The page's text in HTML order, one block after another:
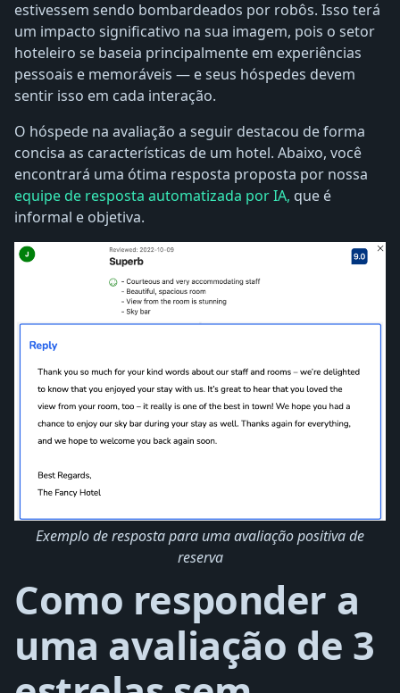
estivessem sendo bombardeados por robôs. Isso terá
um impacto significativo na sua imagem, pois o setor
hoteleiro se baseia principalmente em experiências
pessoais e memoráveis ​​— e seus hóspedes devem
sentir isso em cada interação.
O hóspede na avaliação a seguir destacou de forma
concisa as características de um hotel. Abaixo, você
encontrará uma ótima resposta proposta por nossa
equipe de resposta automatizada por IA, que é
informal e objetiva.
Exemplo de resposta para uma avaliação positiva de
reserva
Como responder a
uma avaliação de 3